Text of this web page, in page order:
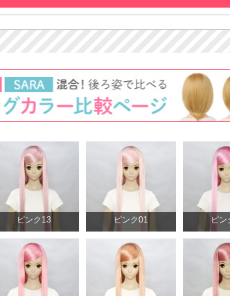
ピンク13 ピンク01 ピン